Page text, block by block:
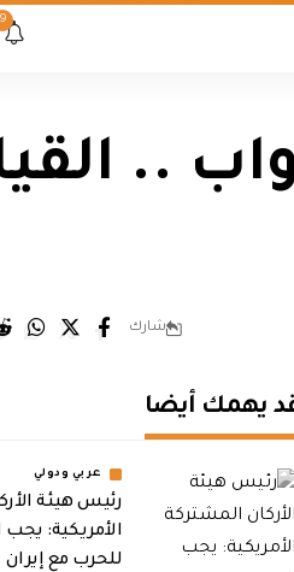
9
..
شارك
يهمك أيضا
عربي ودولي
رئيس هيئة
الأمريكية:
للحرب مع إيران